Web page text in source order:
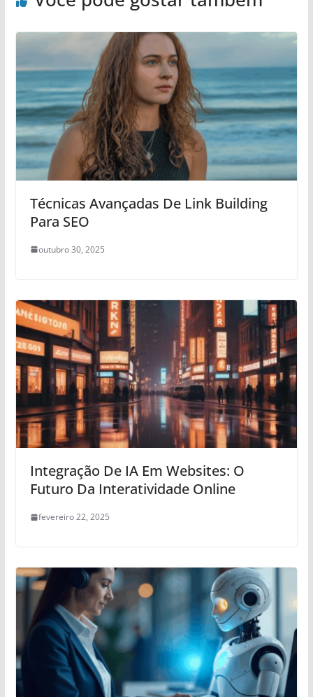
Técnicas Avançadas De Link Building
Para SEO
outubro 30, 2025
Integração De IA Em Websites: O
Futuro Da Interatividade Online
fevereiro 22, 2025